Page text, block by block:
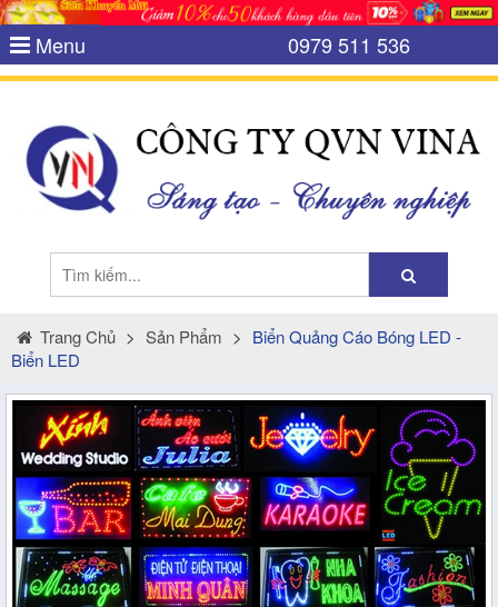
Menu 0979 511 536
Trang Chủ > Sản Phẩm > Biển Quảng Cáo Bóng LED -
Biển LED